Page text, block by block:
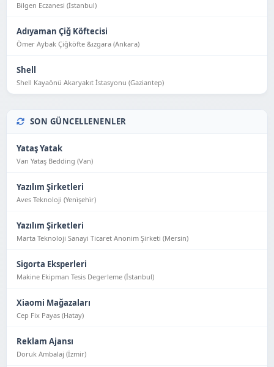
Bilgen Eczanesi (İstanbul)
Adıyaman Çiğ Köftecisi
Ömer Aybak Çiğköfte &ızgara (Ankara)
Shell
Shell Kayaönü Akaryakıt İstasyonu (Gaziantep)
SON GÜNCELLENENLER
Yataş Yatak
Van Yataş Bedding (Van)
Yazılım Şirketleri
Aves Teknoloji (Yeni̇şehi̇r)
Yazılım Şirketleri
Marta Teknoloji Sanayi Ticaret Anonim Şirketi (Mersin)
Sigorta Eksperleri
Makine Ekipman Tesis Degerleme (İstanbul)
Xiaomi Mağazaları
Cep Fix Payas (Hatay)
Reklam Ajansı
Doruk Ambalaj (İzmir)